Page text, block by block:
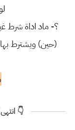
؟- ماد اداة شرط
(حين) ويشترط
👇